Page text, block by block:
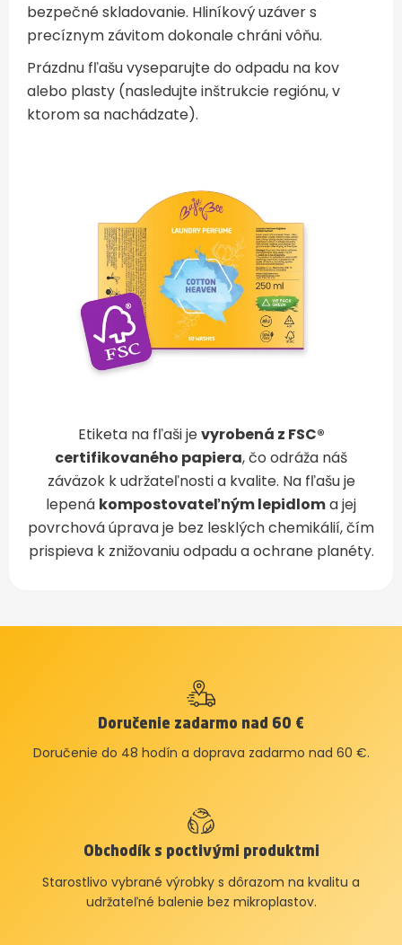
bezpečné skladovanie. Hliníkový uzáver s
precíznym závitom dokonale chráni vôňu.
Prázdnu fľašu vyseparujte do odpadu na kov
alebo plasty (nasledujte inštrukcie regiónu, v
ktorom sa nachádzate).
Etiketa na fľaši jevyrobená z FSC®
certifikovaného papiera, čo odráža náš
záväzok k udržateľnosti a kvalite. Na fľašu je
lepená kompostovateľným lepidloma jej
povrchová úprava je bez lesklých chemikálií, čím
prispieva k znižovaniu odpadu a ochrane planéty.
Doručenie zadarmo nad 60 €
Doručenie do 48 hodín a doprava zadarmo nad 60 €.
Obchodík s poctivými produktmi
Starostlivo vybrané výrobky s dôrazom na kvalitu a
udržateľné balenie bez mikroplastov.